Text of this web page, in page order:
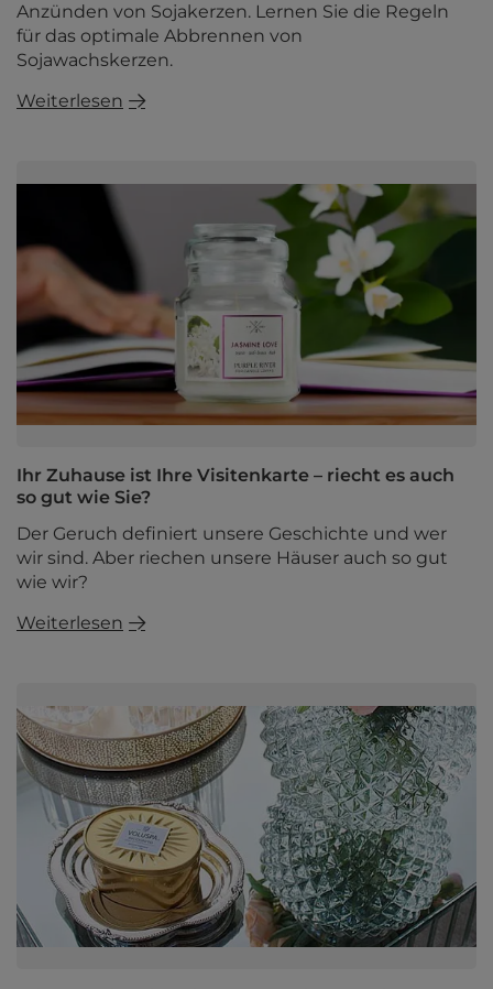
Anzünden von Sojakerzen. Lernen Sie die Regeln
für das optimale Abbrennen von
Sojawachskerzen.
Weiterlesen
Ihr Zuhause ist Ihre Visitenkarte – riecht es auch
so gut wie Sie?
Der Geruch definiert unsere Geschichte und wer
wir sind. Aber riechen unsere Häuser auch so gut
wie wir?
Weiterlesen